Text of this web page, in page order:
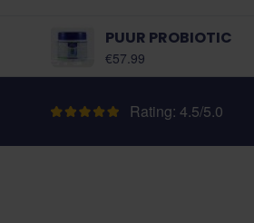
PUUR PROBIOTIC
As low as:
€57.99
Rating: 4.5/5.0